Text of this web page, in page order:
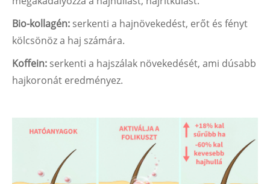
Bio-kollagén: serkenti a hajnövekedést, erőt és fényt
kölcsönöz a haj számára.
Koffein: serkenti a hajszálak növekedését, ami dúsabb
hajkoronát eredményez.